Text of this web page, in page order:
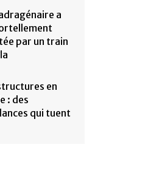
a
par un train
en
: des
qui tuent